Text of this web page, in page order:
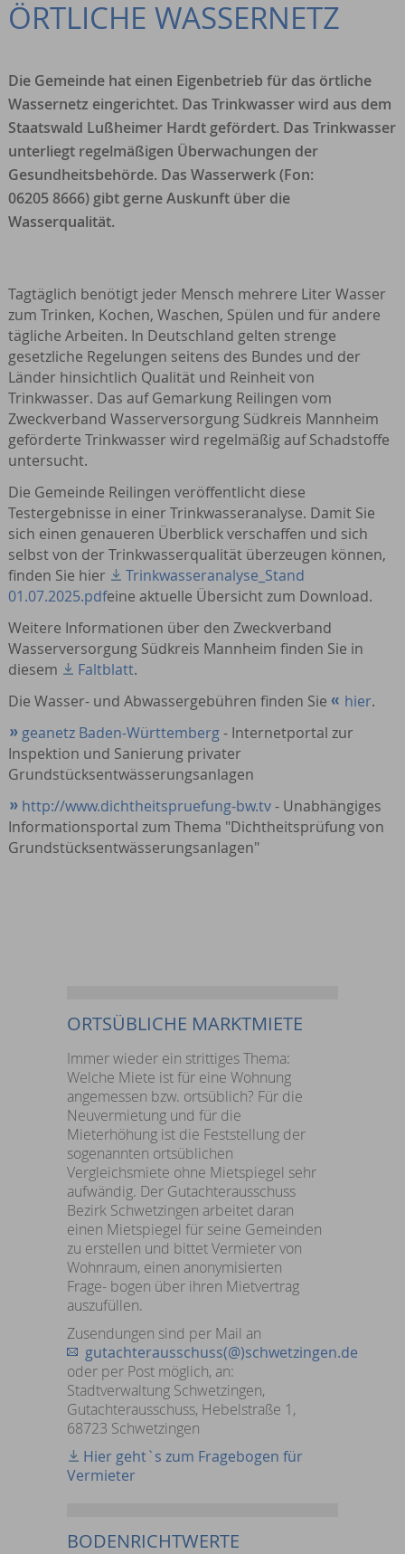
ÖRTLICHE WASSERNETZ
Die Gemeinde hat einen Eigenbetrieb für das örtliche
Wassernetz eingerichtet. Das Trinkwasser wird aus dem
Staatswald Lußheimer Hardt gefördert. Das Trinkwasser
unterliegt regelmäßigen Überwachungen der
Gesundheitsbehörde. Das Wasserwerk (Fon:
06205 8666) gibt gerne Auskunft über die
Wasserqualität.
Tagtäglich benötigt jeder Mensch mehrere Liter Wasser
zum Trinken, Kochen, Waschen, Spülen und für andere
tägliche Arbeiten. In Deutschland gelten strenge
gesetzliche Regelungen seitens des Bundes und der
Länder hinsichtlich Qualität und Reinheit von
Trinkwasser. Das auf Gemarkung Reilingen vom
Zweckverband Wasserversorgung Südkreis Mannheim
geförderte Trinkwasser wird regelmäßig auf Schadstoffe
untersucht.
Die Gemeinde Reilingen veröffentlicht diese
Testergebnisse in einer Trinkwasseranalyse. Damit Sie
sich einen genaueren Überblick verschaffen und sich
selbst von der Trinkwasserqualität überzeugen können,
finden Sie hier
Trinkwasseranalyse_Stand
01.07.2025.pdfeine aktuelle Übersicht zum Download.
Weitere Informationen über den Zweckverband
Wasserversorgung Südkreis Mannheim finden Sie in
diesem
Faltblatt.
Die Wasser- und Abwassergebühren finden Sie
hier.
geanetz Baden-Württemberg- Internetportal zur
Inspektion und Sanierung privater
Grundstücksentwässerungsanlagen
http://www.dichtheitspruefung-bw.tv- Unabhängiges
Informationsportal zum Thema "Dichtheitsprüfung von
Grundstücksentwässerungsanlagen"
ORTSÜBLICHE MARKTMIETE
Immer wieder ein strittiges Thema:
Welche Miete ist für eine Wohnung
angemessen bzw. ortsüblich? Für die
Neuvermietung und für die
Mieterhöhung ist die Feststellung der
sogenannten ortsüblichen
Vergleichsmiete ohne Mietspiegel sehr
aufwändig. Der Gutachterausschuss
Bezirk Schwetzingen arbeitet daran
einen Mietspiegel für seine Gemeinden
zu erstellen und bittet Vermieter von
Wohnraum, einen anonymisierten
Frage- bogen über ihren Mietvertrag
auszufüllen.
Zusendungen sind per Mail an
gutachterausschuss(@)schwetzingen.de
oder per Post möglich, an:
Stadtverwaltung Schwetzingen,
Gutachterausschuss, Hebelstraße 1,
68723 Schwetzingen
Hier geht`s zum Fragebogen für
Vermieter
BODENRICHTWERTE